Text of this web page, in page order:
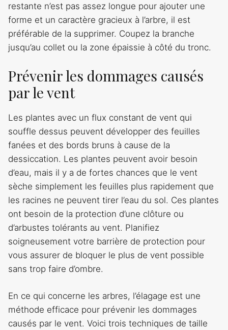
restante n’est pas assez longue pour ajouter une
forme et un caractère gracieux à l’arbre, il est
préférable de la supprimer. Coupez la branche
jusqu’au collet ou la zone épaissie à côté du tronc.
Prévenir les dommages causés
par le vent
Les plantes avec un flux constant de vent qui
souffle dessus peuvent développer des feuilles
fanées et des bords bruns à cause de la
dessiccation. Les plantes peuvent avoir besoin
d’eau, mais il y a de fortes chances que le vent
sèche simplement les feuilles plus rapidement que
les racines ne peuvent tirer l’eau du sol. Ces plantes
ont besoin de la protection d’une clôture ou
d’arbustes tolérants au vent. Planifiez
soigneusement votre barrière de protection pour
vous assurer de bloquer le plus de vent possible
sans trop faire d’ombre.
En ce qui concerne les arbres, l’élagage est une
méthode efficace pour prévenir les dommages
causés par le vent. Voici trois techniques de taille